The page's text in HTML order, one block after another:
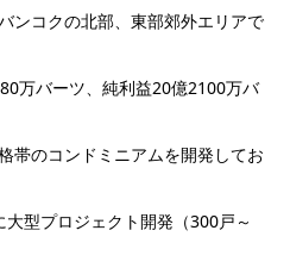
ンコクの北部、東部郊外エリアで
万バーツ、純利益20億2100万バ
帯のコンドミニアムを開発してお
型プロジェクト開発（300戸～